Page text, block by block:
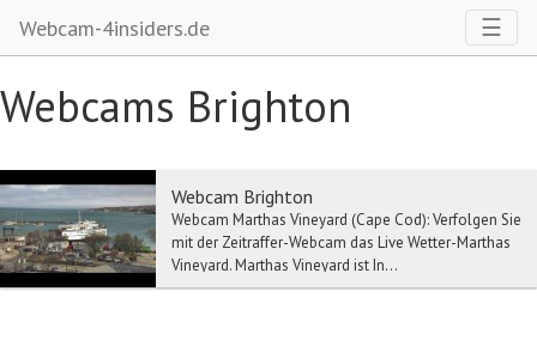
Webcam-4insiders.de ☰
Webcams Brighton
Webcam Brighton
Webcam Marthas Vineyard (Cape Cod): Verfolgen Sie
mit der Zeitraffer-Webcam das Live Wetter-Marthas
Vineyard. Marthas Vineyard ist In...